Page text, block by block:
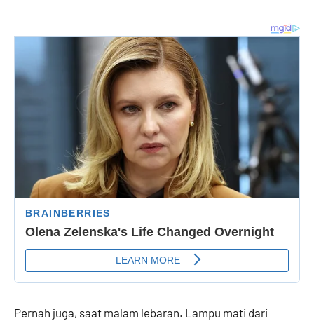
Pernah juga, saat malam lebaran. Lampu mati dari